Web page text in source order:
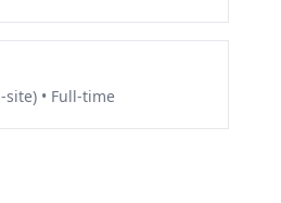
site) • Full-time